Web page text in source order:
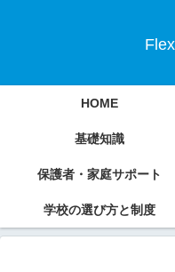
HOME
基礎知識
保護者・家庭サポート
学校の選び方と制度